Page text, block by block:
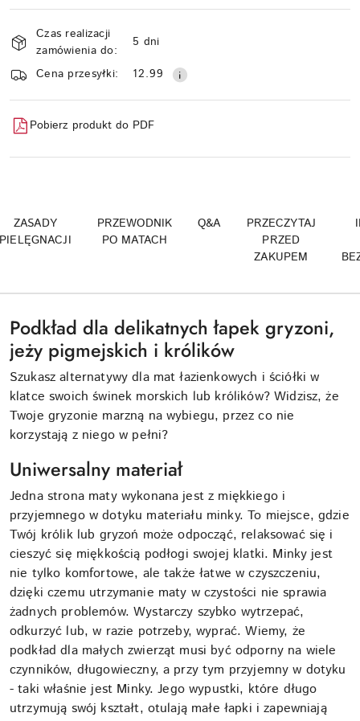
Dostępność
i
dostawa
Czas realizacji
zamówienia do:
5 dni
Cena przesyłki:
12.99
Pobierz produkt do PDF
ZASADY
PIELĘGNACJI
PRZEWODNIK
PO MATACH
Q&A
PRZECZYTAJ
PRZED
ZAKUPEM
Podkład dla delikatnych łapek gryzoni,
jeży pigmejskich i królików
Szukasz alternatywy dla mat łazienkowych i ściółki w
klatce swoich świnek morskich lub królików? Widzisz, że
Twoje gryzonie marzną na wybiegu, przez co nie
korzystają z niego w pełni?
Uniwersalny materiał
Jedna strona maty wykonana jest z miękkiego i
przyjemnego w dotyku materiału minky. To miejsce, gdzie
Twój królik lub gryzoń może odpocząć, relaksować się i
cieszyć się miękkością podłogi swojej klatki. Minky jest
nie tylko komfortowe, ale także łatwe w czyszczeniu,
dzięki czemu utrzymanie maty w czystości nie sprawia
żadnych problemów. Wystarczy szybko wytrzepać,
odkurzyć lub, w razie potrzeby, wyprać. Wiemy, że
podkład dla małych zwierząt musi być odporny na wiele
czynników, długowieczny, a przy tym przyjemny w dotyku
- taki właśnie jest Minky. Jego wypustki, które długo
utrzymują swój kształt, otulają małe łapki i zapewniają